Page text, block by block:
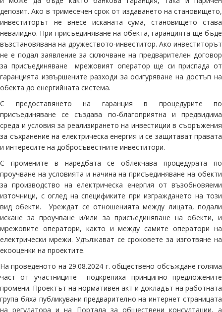
депозит. Ако в тримесечен срок от издаването на становището,
инвеститорът не внесе исканата сума, становището става
невалидно. При присъединяване на обекта, гаранцията ще бъде
възстановявана на дружеството-инвеститор. Ако инвеститорът
не е подал заявление за сключване на предварителен договор
за присъединяване мрежовият оператор ще си приспада от
гаранцията извършените разходи за осигуряване на достъп на
обекта до енергийната система.
С предоставянето на гаранция в процедурите по
присъединяване се създава по-благоприятна и предвидима
среда и условия за реализирането на инвестиции в съоръжения
за съхранение на електрическа енергия и се защитават правата
и интересите на добросъвестните инвеститори.
С промените в наредбата се облекчава процедурата по
проучване на условията и начина на присъединяване на обекти
за производство на електрическа енергия от възобновяеми
източници, с оглед на спецификите при изграждането на този
вид обекти. Уреждат се отношенията между лицата, подали
искане за проучване и/или за присъединяване на обекти, и
мрежовите оператори, както и между самите оператори на
електрически мрежи. Удължават се сроковете за изготвяне на
екооценки на проектите.
На проведеното на 29.08.2024 г. обществено обсъждане голяма
част от участниците подкрепиха принципно предложените
промени. Проектът на нормативен акт и докладът на работната
група бяха публикувани предварително на интернет страницата
на регулатора и на Портала за обществени консултации, а